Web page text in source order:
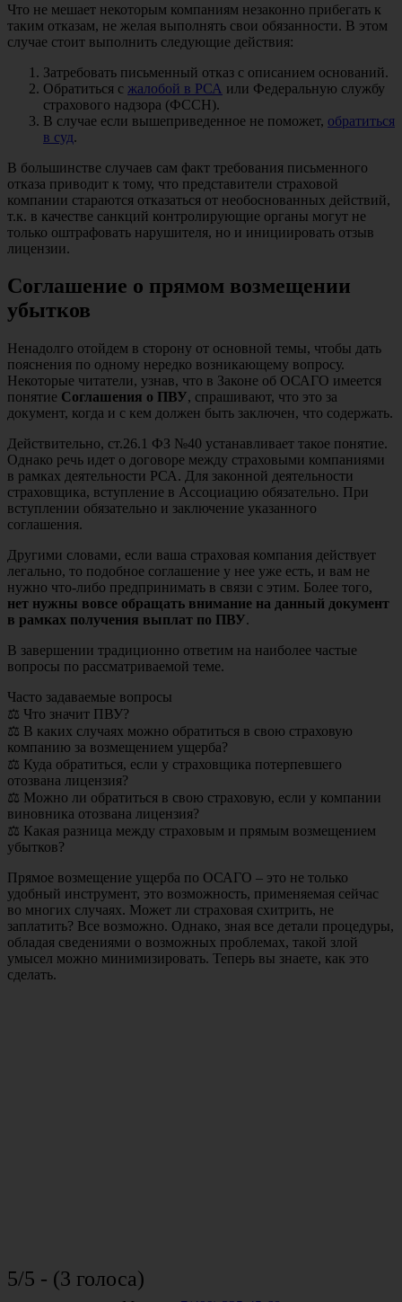
Что не мешает некоторым компаниям незаконно прибегать к
таким отказам, не желая выполнять свои обязанности. В этом
случае стоит выполнить следующие действия:
Затребовать письменный отказ с описанием оснований.
Обратиться с жалобой в РСА или Федеральную службу
страхового надзора (ФССН).
В случае если вышеприведенное не поможет, обратиться
в суд.
В большинстве случаев сам факт требования письменного
отказа приводит к тому, что представители страховой
компании стараются отказаться от необоснованных действий,
т.к. в качестве санкций контролирующие органы могут не
только оштрафовать нарушителя, но и инициировать отзыв
лицензии.
Соглашение о прямом возмещении
убытков
Ненадолго отойдем в сторону от основной темы, чтобы дать
пояснения по одному нередко возникающему вопросу.
Некоторые читатели, узнав, что в Законе об ОСАГО имеется
понятие Соглашения о ПВУ, спрашивают, что это за
документ, когда и с кем должен быть заключен, что содержать.
Действительно, ст.26.1 ФЗ №40 устанавливает такое понятие.
Однако речь идет о договоре между страховыми компаниями
в рамках деятельности РСА. Для законной деятельности
страховщика, вступление в Ассоциацию обязательно. При
вступлении обязательно и заключение указанного
соглашения.
Другими словами, если ваша страховая компания действует
легально, то подобное соглашение у нее уже есть, и вам не
нужно что-либо предпринимать в связи с этим. Более того,
нет нужны вовсе обращать внимание на данный документ
в рамках получения выплат по ПВУ.
В завершении традиционно ответим на наиболее частые
вопросы по рассматриваемой теме.
Часто задаваемые вопросы
⚖️ Что значит ПВУ?
⚖️ В каких случаях можно обратиться в свою страховую
компанию за возмещением ущерба?
⚖️ Куда обратиться, если у страховщика потерпевшего
отозвана лицензия?
⚖️ Можно ли обратиться в свою страховую, если у компании
виновника отозвана лицензия?
⚖️ Какая разница между страховым и прямым возмещением
убытков?
Прямое возмещение ущерба по ОСАГО – это не только
удобный инструмент, это возможность, применяемая сейчас
во многих случаях. Может ли страховая схитрить, не
заплатить? Все возможно. Однако, зная все детали процедуры,
обладая сведениями о возможных проблемах, такой злой
умысел можно минимизировать. Теперь вы знаете, как это
сделать.
5/5 - (3 голоса)